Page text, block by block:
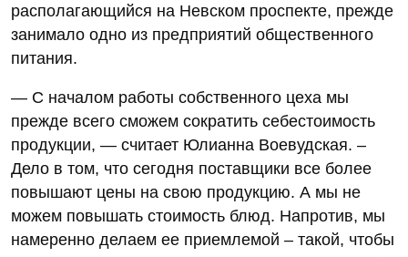
располагающийся на Невском проспекте, прежде
занимало одно из предприятий общественного
питания.
— С началом работы собственного цеха мы
прежде всего сможем сократить себестоимость
продукции, — считает Юлианна Воевудская. –
Дело в том, что сегодня поставщики все более
повышают цены на свою продукцию. А мы не
можем повышать стоимость блюд. Напротив, мы
намеренно делаем ее приемлемой – такой, чтобы